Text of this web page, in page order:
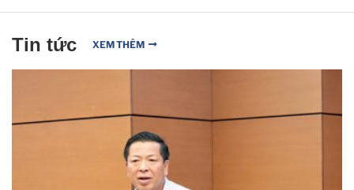
Tin tức XEM THÊM